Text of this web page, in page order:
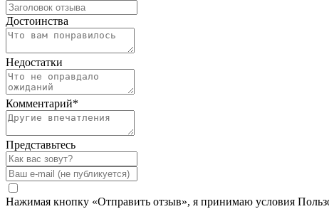
Достоинства
Недостатки
Комментарий*
Представьтесь
Нажимая кнопку «Отправить отзыв», я принимаю условия